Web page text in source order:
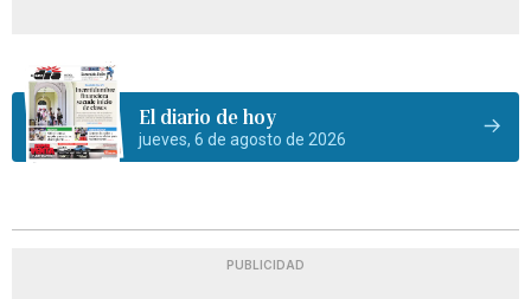
El diario de hoy
jueves, 6 de agosto de 2026
PUBLICIDAD